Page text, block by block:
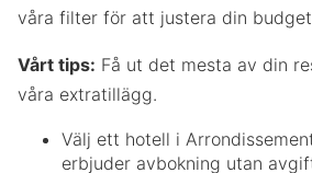
våra filter för att justera din budget
Vårt tips: Få ut det mesta av din
våra extratillägg.
Välj ett hotell i
erbjuder avbokning utan